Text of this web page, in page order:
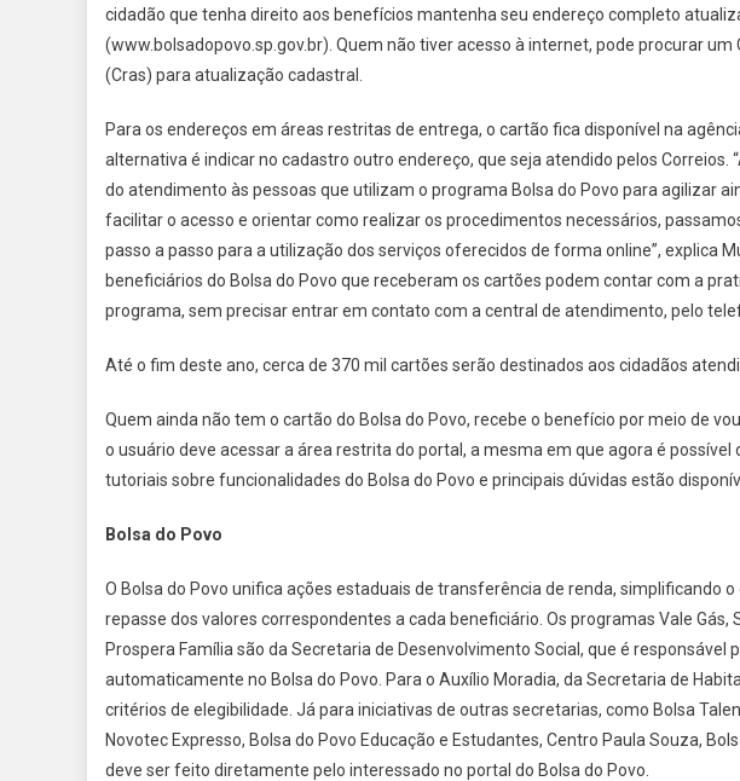
Bolsa
Do
Devem
Manter
Endereço
Cadastro
cidadão que tenha direito aos benefícios mantenha seu endereço completo
(www.bolsadopovo.sp.gov.br). Quem não tiver acesso à internet, pode procurar
(Cras) para atualização cadastral.​
Para os endereços em áreas restritas de entrega, o cartão fica disponível na
alternativa é indicar no cadastro outro endereço, que seja atendido pelos
do atendimento às pessoas que utilizam o programa Bolsa do Povo para agilizar
facilitar o acesso e orientar como realizar os procedimentos necessários,
passo a passo para a utilização dos serviços oferecidos de forma online”, explica
beneficiários do Bolsa do Povo que receberam os cartões podem contar com a
programa, sem precisar entrar em contato com a central de atendimento, pelo
Até o fim deste ano, cerca de 370 mil cartões serão destinados aos cidadãos
Quem ainda não tem o cartão do Bolsa do Povo, recebe o benefício por meio de
o usuário deve acessar a área restrita do portal, a mesma em que agora é possível
tutoriais sobre funcionalidades do Bolsa do Povo e principais dúvidas estão
Bolsa do Povo
O Bolsa do Povo unifica ações estaduais de transferência de renda, simplificando
repasse dos valores correspondentes a cada beneficiário. Os programas Vale Gás,
Prospera Família são da Secretaria de Desenvolvimento Social, que é responsável
automaticamente no Bolsa do Povo. Para o Auxílio Moradia, da Secretaria de
critérios de elegibilidade. Já para iniciativas de outras secretarias, como Bolsa
Novotec Expresso, Bolsa do Povo Educação e Estudantes, Centro Paula Souza,
deve ser feito diretamente pelo interessado no portal do Bolsa do Povo.